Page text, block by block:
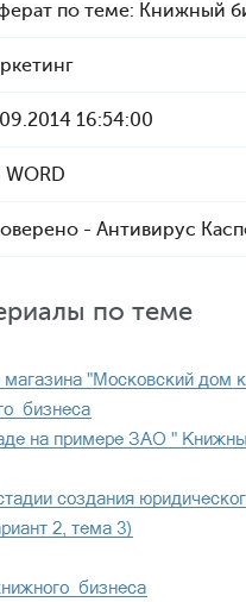
по теме: Книжный
16:54:00
WORD
- Антивирус
по теме